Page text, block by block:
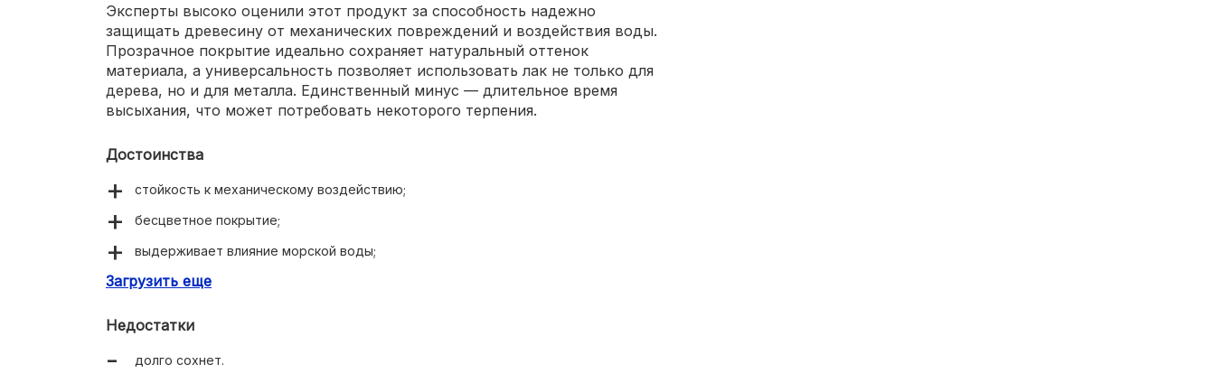
Эксперты высоко оценили этот продукт за способность надежно
защищать древесину от механических повреждений и воздействия воды.
Прозрачное покрытие идеально сохраняет натуральный оттенок
материала, а универсальность позволяет использовать лак не только для
дерева, но и для металла. Единственный минус — длительное время
высыхания, что может потребовать некоторого терпения.
Достоинства
стойкость к механическому воздействию;
бесцветное покрытие;
выдерживает влияние морской воды;
подходит для дерева и металла.
Загрузить еще
Недостатки
долго сохнет.